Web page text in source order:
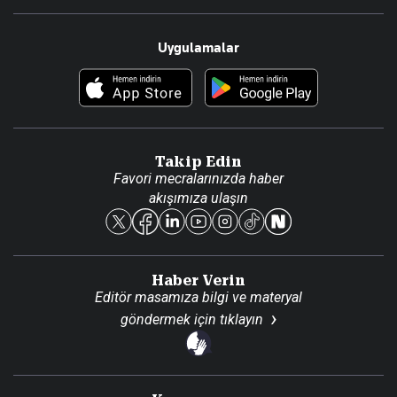
Resmî Ilanlar
Foto Haber
Hakkımızda
Künye
Reklam Ver
Uygulamalar
Takip Edin
Favori mecralarınızda haber
akışımıza ulaşın
Haber Verin
Editör masamıza bilgi ve materyal
göndermek için tıklayın